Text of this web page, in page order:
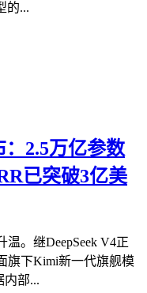
的...
2.5万亿参数
已突破3亿美
。继DeepSeek V4正
旗下Kimi新一代旗舰模
内部...